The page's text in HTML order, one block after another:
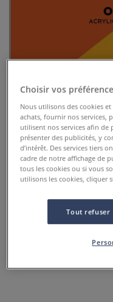
Set de 10
Molotow
0
Set de 10 marqueurs
pointe. Couleurs
intérieur et extérieur.
Choisir vos
Nous utilisons des cookies
achats, fournir nos services,
utilisent nos services afin
présenter des publicités, y
d’intérêt. Des services tiers
cadre de notre affichage de
tous les cookies ou si vous
utilisons les cookies, cliquer
Tout refuser